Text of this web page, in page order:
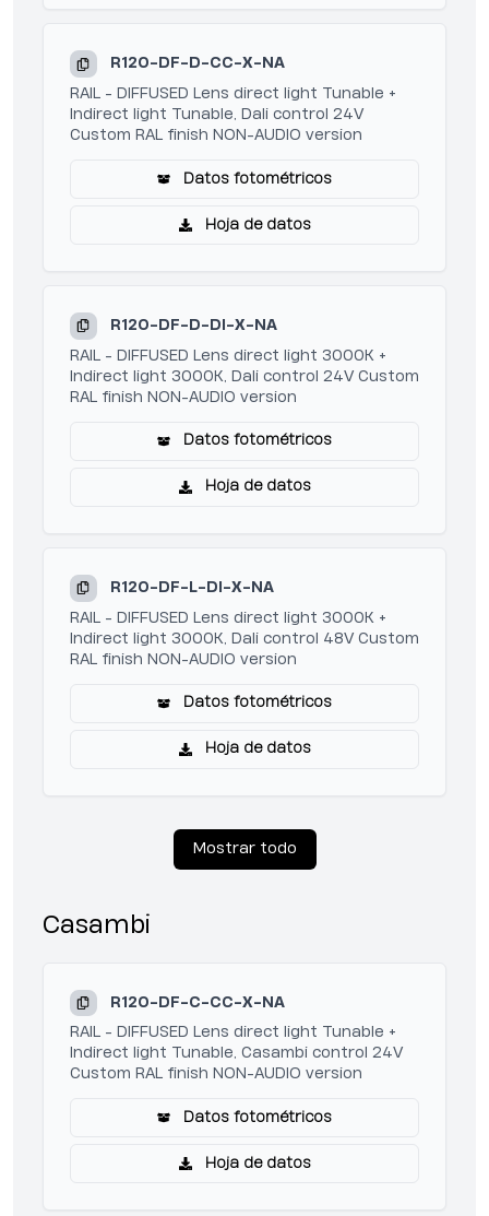
R120-DF-D-CC-X-NA
RAIL - DIFFUSED Lens direct light Tunable +
Indirect light Tunable, Dali control 24V
Custom RAL finish NON-AUDIO version
Datos fotométricos
Hoja de datos
R120-DF-D-DI-X-NA
RAIL - DIFFUSED Lens direct light 3000K +
Indirect light 3000K, Dali control 24V Custom
RAL finish NON-AUDIO version
Datos fotométricos
Hoja de datos
R120-DF-L-DI-X-NA
RAIL - DIFFUSED Lens direct light 3000K +
Indirect light 3000K, Dali control 48V Custom
RAL finish NON-AUDIO version
Datos fotométricos
Hoja de datos
Mostrar todo
Casambi
R120-DF-C-CC-X-NA
RAIL - DIFFUSED Lens direct light Tunable +
Indirect light Tunable, Casambi control 24V
Custom RAL finish NON-AUDIO version
Datos fotométricos
Hoja de datos